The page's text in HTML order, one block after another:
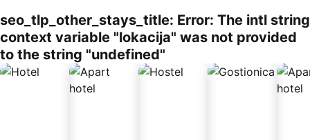
seo_tlp_other_stays_title: Error: The intl string
context variable "lokacija" was not provided
to the string "undefined"